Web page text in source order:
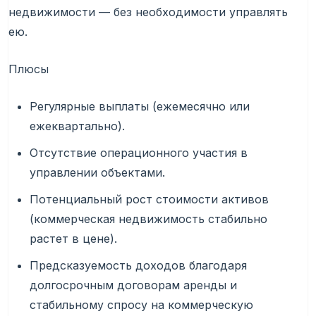
недвижимости — без необходимости управлять
ею.
Плюсы
Регулярные выплаты (ежемесячно или
ежеквартально).
Отсутствие операционного участия в
управлении объектами.
Потенциальный рост стоимости активов
(коммерческая недвижимость стабильно
растет в цене).
Предсказуемость доходов благодаря
долгосрочным договорам аренды и
стабильному спросу на коммерческую